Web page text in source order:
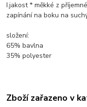
I.jakost * měkké z
zapínání na boku na
složení:
65% bavlna
35% polyester
Zboží zařazeno v